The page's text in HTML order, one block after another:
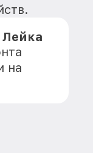
Лейка
на